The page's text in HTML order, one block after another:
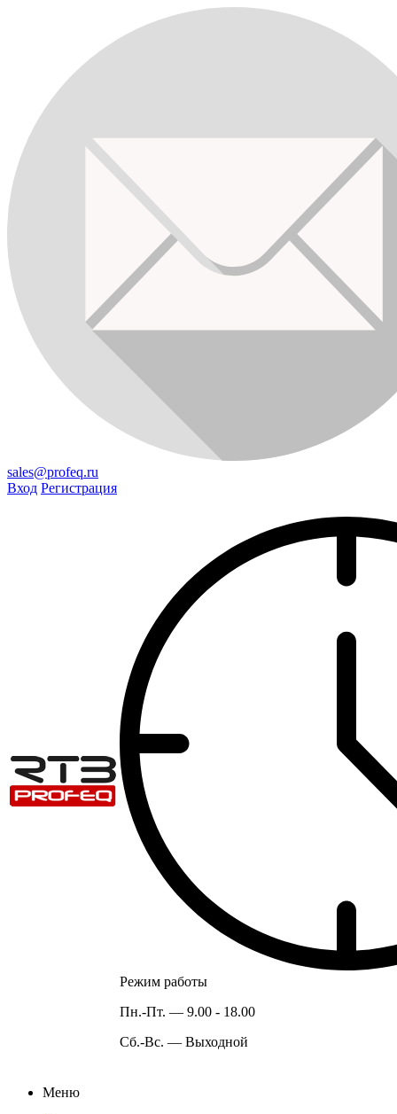
sales@profeq.ru
Вход Регистрация
Режим работы
Пн.-Пт. — 9.00 - 18.00
Сб.-Вс. — Выходной
Меню